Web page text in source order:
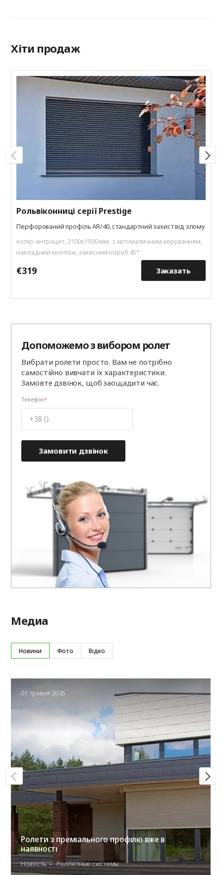
Хіти продаж
Рольвіконниці серії Prestige
Перфорований профіль AR/40, стандартний захист від злому
колір: антрацит, 2100х1500 мм, з автоматичним керуванням,
накладний монтаж, захисний короб 45°
€319 Заказать
Допоможемо з вибором ролет
Вибрати ролети просто. Вам не потрібно
самостійно вивчати їх характеристики.
Замовте дзвінок, щоб заощадити час.
Телефон
Замовити дзвінок
Медиа
Новини Фото Відео
01 травня 2026
Ролети з преміального профілю вже в
наявності
Новость Роллетные системы